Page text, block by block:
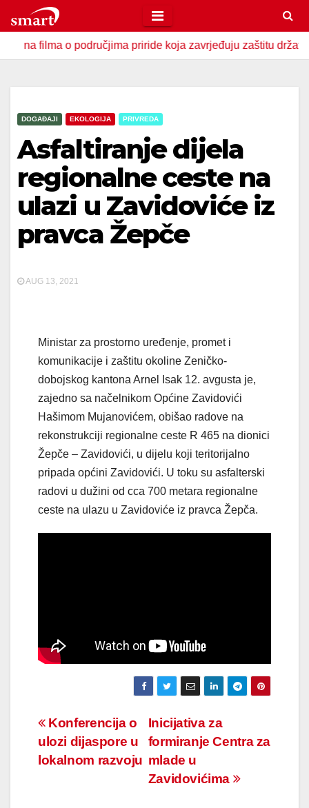
to
contento područjima priride koja zavrjeđuju zaštitu države U
DOGAĐAJI EKOLOGIJA PRIVREDA
Asfaltiranje dijela
regionalne ceste na
ulazi u Zavidoviće iz
pravca Žepče
AUG 13, 2021
Ministar za prostorno uređenje, promet i
komunikacije i zaštitu okoline Zeničko-
dobojskog kantona Arnel Isak 12. avgusta je,
zajedno sa načelnikom Općine Zavidovići
Hašimom Mujanovićem, obišao radove na
rekonstrukciji regionalne ceste R 465 na dionici
Žepče – Zavidovići, u dijelu koji teritorijalno
pripada općini Zavidovići. U toku su asfalterski
radovi u dužini od cca 700 metara regionalne
ceste na ulazu u Zavidoviće iz pravca Žepča.
Navigacija
članaka
Inicijativa za
formiranje Centra za
mlade u
Zavidovićima
Konferencija o
ulozi dijaspore u
lokalnom razvoju